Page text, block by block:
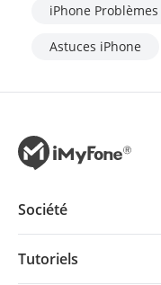
iPhone Problèmes
Astuces iPhone
Société
Tutoriels